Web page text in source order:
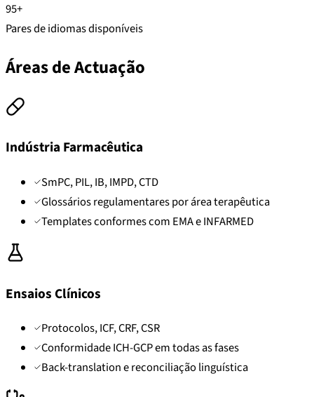
95+
Pares de idiomas disponíveis
Áreas de Actuação
Indústria Farmacêutica
SmPC, PIL, IB, IMPD, CTD
Glossários regulamentares por área terapêutica
Templates conformes com EMA e INFARMED
Ensaios Clínicos
Protocolos, ICF, CRF, CSR
Conformidade ICH-GCP em todas as fases
Back-translation e reconciliação linguística